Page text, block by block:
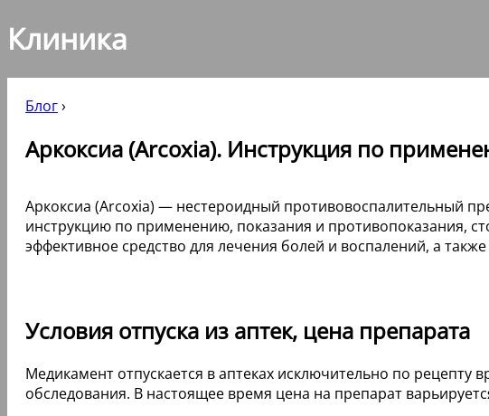
Клиника
Блог›
Аркоксиа (Arcoxia). Инструкция по
Аркоксиа (Arcoxia) — нестероидный противовоспалительный
инструкцию по применению, показания и противопоказания,
эффективное средство для лечения болей и воспалений, а
Условия отпуска из аптек, цена препарата
Медикамент отпускается в аптеках исключительно по
обследования. В настоящее время цена на препарат